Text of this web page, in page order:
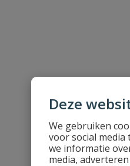
Deze
We gebruiken
voor social media
we informatie
media,